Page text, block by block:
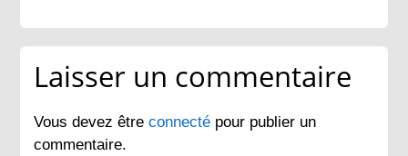
Laisser un commentaire
Vous devez êtreconnecté pour publier un
commentaire.